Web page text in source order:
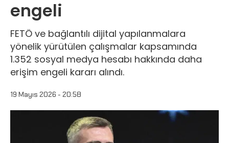
engeli
FETÖ ve bağlantılı dijital yapılanmalara
yönelik yürütülen çalışmalar kapsamında
1.352 sosyal medya hesabı hakkında daha
erişim engeli kararı alındı.
19 Mayıs 2026 - 20:58